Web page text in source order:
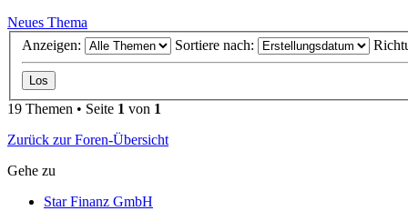
Neues Thema
Anzeigen:
Sortiere nach:
19 Themen • Seite 1 von 1
Zurück zur Foren-Übersicht
Gehe zu
Star Finanz GmbH